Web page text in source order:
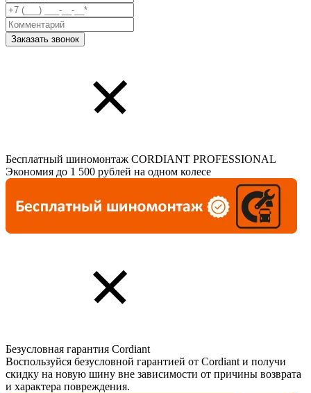
Бесплатный шиномонтаж CORDIANT PROFESSIONAL
Экономия до 1 500 рублей на одном колесе
Безусловная гарантия Cordiant
Воспользуйся безусловной гарантией от Cordiant и получи
скидку на новую шину вне зависимости от причины возврата
и характера повреждения.